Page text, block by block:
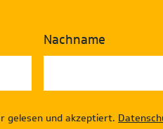
Nachname
gelesen und akzeptiert.